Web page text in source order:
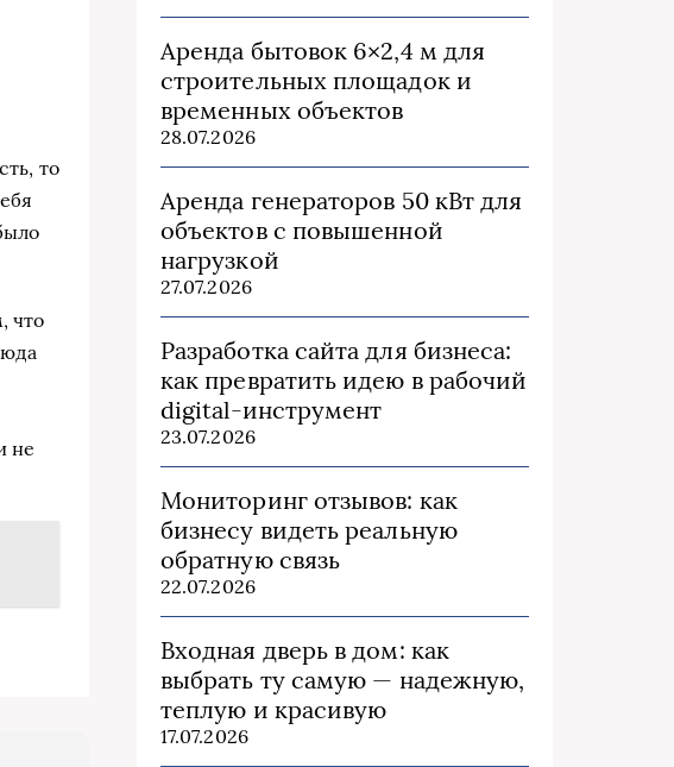
то
что
не
Аренда бытовок 6×2,4 м для
строительных площадок и
временных объектов
28.07.2026
Аренда генераторов 50 кВт для
объектов с повышенной
нагрузкой
27.07.2026
Разработка сайта для бизнеса:
как превратить идею в рабочий
digital-инструмент
23.07.2026
Мониторинг отзывов: как
бизнесу видеть реальную
обратную связь
22.07.2026
Входная дверь в дом: как
выбрать ту самую — надежную,
теплую и красивую
17.07.2026